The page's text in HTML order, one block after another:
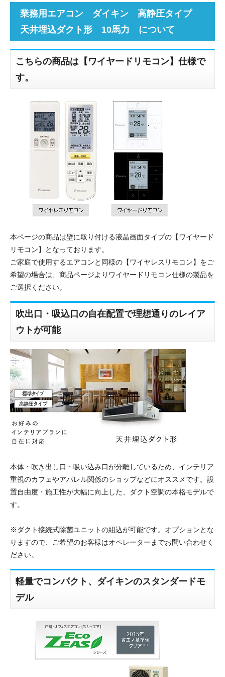
業務用エアコン ダイキン 高静圧タイプ
天井埋込ダクト形 10馬力 について
こちらの商品は【ワイヤードリモコン】仕様で
す。
本ページの商品は壁に取り付ける液晶画面タイプの【ワイヤード
リモコン】となっております。
ご家庭で使用するエアコンと同様の【ワイヤレスリモコン】をご
希望の場合は、商品ページよりワイヤードリモコン仕様の製品を
ご選択ください。
吹出口・吸込口の自在配置で理想通りのレイア
ウトが可能
本体・吹き出し口・吸い込み口が分離しているため、インテリア
重視のカフェやアパレル関係のショップなどにオススメです。設
置自由度・施工性が大幅に向上した、ダクト空調の本格モデルで
す。
※ダクト接続式除菌ユニットの組込が可能です。オプションとな
りますので、ご希望のお客様はオペレーターまでお問い合わせく
ださい。
軽量でコンパクト、ダイキンのスタンダードモ
デル